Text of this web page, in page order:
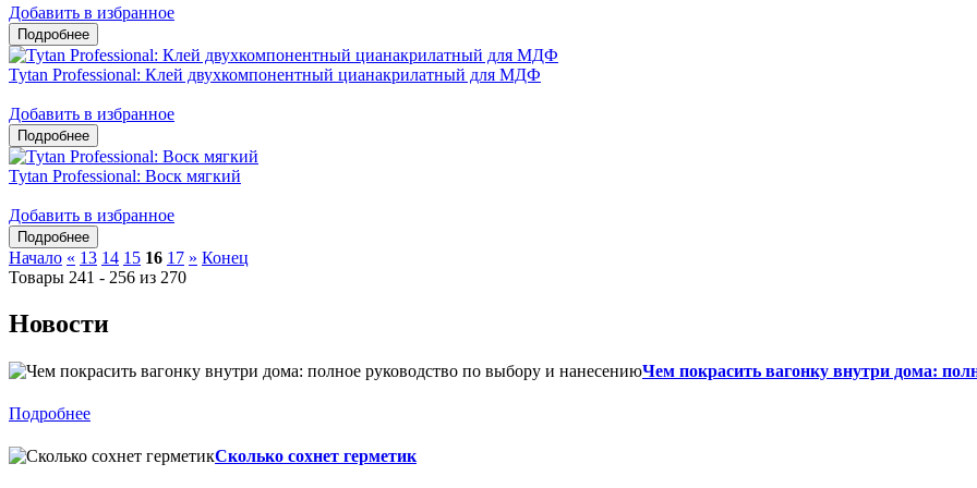
Добавить в избранное
Tytan Professional: Клей двухкомпонентный цианакрилатный для МДФ
Добавить в избранное
Tytan Professional: Воск мягкий
Добавить в избранное
Начало « 13 14 15 16 17 » Конец
Товары 241 - 256 из 270
Новости
Чем покрасить вагонку внутри дома:
Подробнее
Сколько сохнет герметик